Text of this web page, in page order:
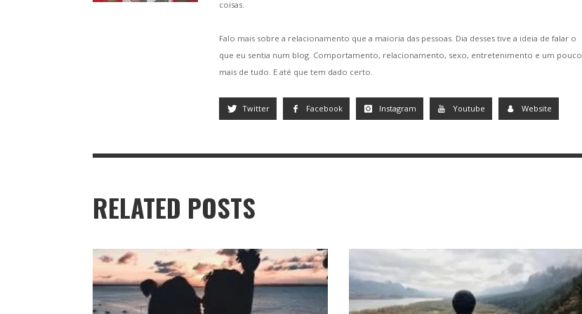
coisas.
Falo mais sobre a relacionamento que a maioria das pessoas. Dia desses tive a ideia de falar o
que eu sentia num blog. Comportamento, relacionamento, sexo, entretenimento e um pouco
mais de tudo. E até que tem dado certo.
Twitter Facebook Instagram Youtube Website
RELATED POSTS